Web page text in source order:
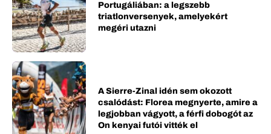
Portugáliában: a legszebb
triatlonversenyek, amelyekért
megéri utazni
A Sierre-Zinal idén sem okozott
csalódást: Florea megnyerte, amire a
legjobban vágyott, a férfi dobogót az
On kenyai futói vitték el